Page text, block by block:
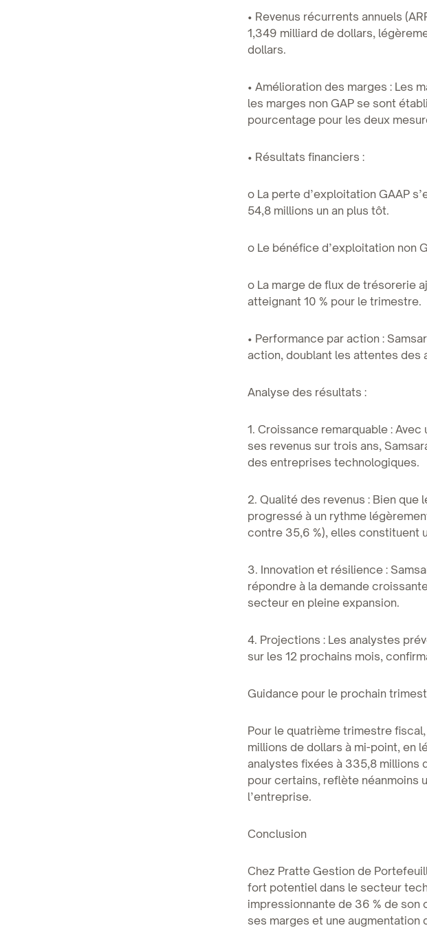
• Revenus récurrents annuels
1,349 milliard de dollars,
dollars.
• Amélioration des marges : Les
les marges non GAP se sont
pourcentage pour les deux
• Résultats financiers :
o La perte d’exploitation GAAP
54,8 millions un an plus tôt.
o Le bénéfice d’exploitation non
o La marge de flux de trésorerie
atteignant 10 % pour le trimestre.
• Performance par action :
action, doublant les attentes des
Analyse des résultats :
1. Croissance remarquable :
ses revenus sur trois ans,
des entreprises technologiques.
2. Qualité des revenus : Bien
progressé à un rythme
contre 35,6 %), elles constituent
3. Innovation et résilience :
répondre à la demande
secteur en pleine expansion.
4. Projections : Les analystes
sur les 12 prochains mois,
Guidance pour le prochain
Pour le quatrième trimestre
millions de dollars à mi-point, en
analystes fixées à 335,8 millions
pour certains, reflète néanmoins
l’entreprise.
Conclusion
Chez Pratte Gestion de
fort potentiel dans le secteur
impressionnante de 36 % de son
ses marges et une augmentation